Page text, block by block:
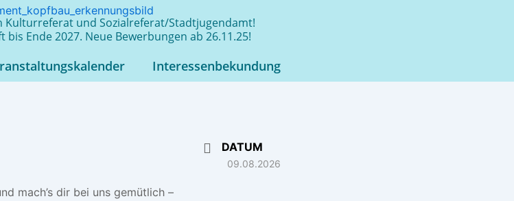
Kulturreferat und Sozialreferat/Stadtjugendamt!
Ende 2027. Neue Bewerbungen ab 26.11.25!
Interessenbekundung
mach’s dir bei uns gemütlich –
DATUM
09.08.2026